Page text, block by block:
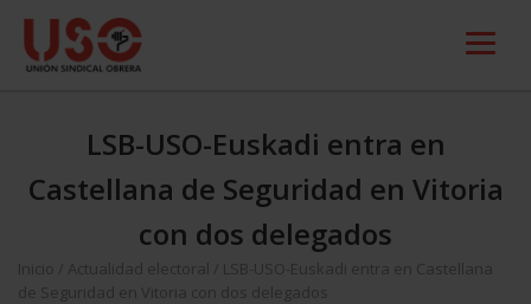
LSB-USO-Euskadi entra en
Castellana de Seguridad en Vitoria
con dos delegados
Inicio Actualidad electoral
LSB-USO-Euskadi entra en Castellana
de Seguridad en Vitoria con dos delegados